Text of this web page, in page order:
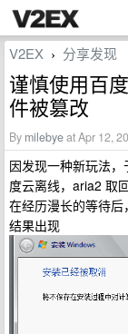
V2EX › 分享发现
谨慎使用百
件被篡改
By milebyeat Apr 12,
因发现一种新玩法
度云离线，aria2 取
在经历漫长的等待
结果出现